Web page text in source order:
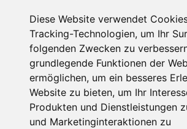
Diese Website verwendet
Tracking-Technologien, um Ihr
folgenden Zwecken zu
grundlegende Funktionen der
ermöglichen, um ein besseres
Website zu bieten, um Ihr
Produkten und Dienstleistungen
und Marketinginteraktionen zu
SCHNEEHÖHEN SKI
Die Schneehoehen Ski APP für iOS
Muss für alle Wintersportler und